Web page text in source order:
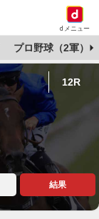
dメニュー
プロ野球（2軍）
12R
結果